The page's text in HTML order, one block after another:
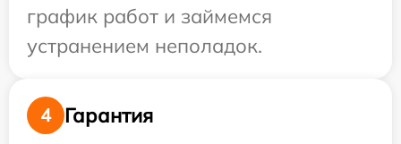
график работ и займемся
устранением неполадок.
4 Гарантия